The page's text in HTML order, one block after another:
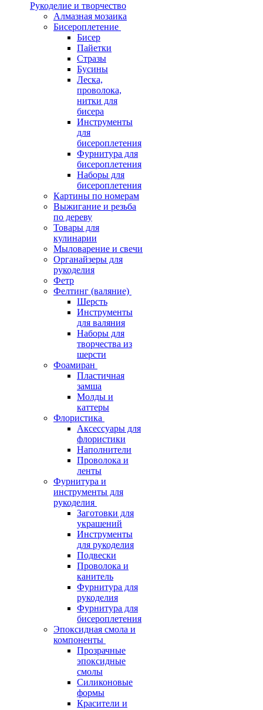
Рукоделие и творчество
Алмазная мозаика
Бисероплетение
Бисер
Пайетки
Стразы
Бусины
Леска,
проволока,
нитки для
бисера
Инструменты
для
бисероплетения
Фурнитура для
бисероплетения
Наборы для
бисероплетения
Картины по номерам
Выжигание и резьба
по дереву
Товары для
кулинарии
Мыловарение и свечи
Органайзеры для
рукоделия
Фетр
Фелтинг (валяние)
Шерсть
Инструменты
для валяния
Наборы для
творчества из
шерсти
Фоамиран
Пластичная
замша
Молды и
каттеры
Флористика
Аксессуары для
флористики
Наполнители
Проволока и
ленты
Фурнитура и
инструменты для
рукоделия
Заготовки для
украшений
Инструменты
для рукоделия
Подвески
Проволока и
канитель
Фурнитура для
рукоделия
Фурнитура для
бисероплетения
Эпоксидная смола и
компоненты
Прозрачные
эпоксидные
смолы
Силиконовые
формы
Красители и